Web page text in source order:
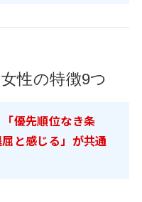
性の特徴9つ
優先順位なき条
と感じる」が共通